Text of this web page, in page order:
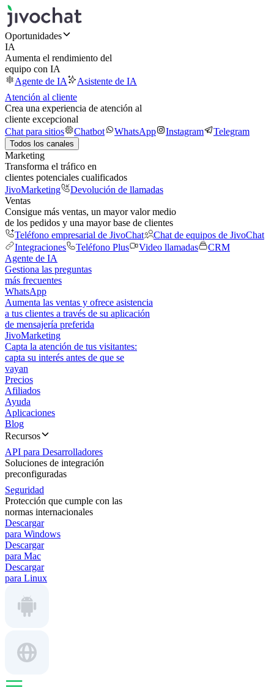
Oportunidades
IA
Aumenta el rendimiento del
equipo con IA
Agente de IA
Asistente de IA
Atención al cliente
Crea una experiencia de atención al
cliente excepcional
Chat para sitios
Chatbot WhatsApp Instagram Telegram
Todos los canales
Marketing
Transforma el tráfico en
clientes potenciales cualificados
JivoMarketing
Devolución de llamadas
Ventas
Consigue más ventas, un mayor valor medio
de los pedidos y una mayor base de clientes
Teléfono empresarial de JivoChat
Chat de equipos de JivoChat
Integraciones
Teléfono Plus Video llamadas
CRM
Agente de IA
Gestiona las preguntas
más frecuentes
WhatsApp
Aumenta las ventas y ofrece asistencia
a tus clientes a través de su aplicación
de mensajería preferida
JivoMarketing
Capta la atención de tus visitantes:
capta su interés antes de que se
vayan
Precios
Afiliados
Ayuda
Aplicaciones
Blog
Recursos
API para Desarrolladores
Soluciones de integración
preconfiguradas
Seguridad
Protección que cumple con las
normas internacionales
Descargar
para Windows
Descargar
para Mac
Descargar
para Linux